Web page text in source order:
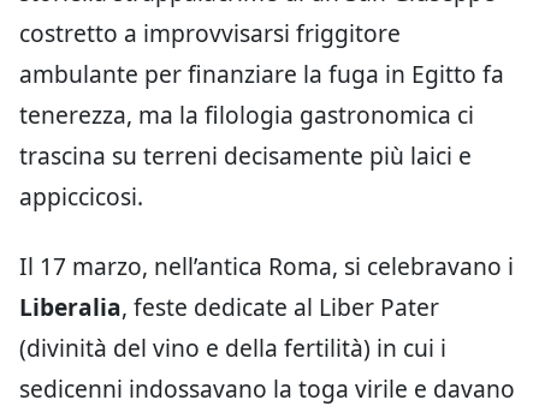
costretto a improvvisarsi friggitore
ambulante per finanziare la fuga in Egitto fa
tenerezza, ma la filologia gastronomica ci
trascina su terreni decisamente più laici e
appiccicosi.
Il 17 marzo, nell’antica Roma, si celebravano i
Liberalia, feste dedicate al Liber Pater
(divinità del vino e della fertilità) in cui i
sedicenni indossavano la toga virile e davano